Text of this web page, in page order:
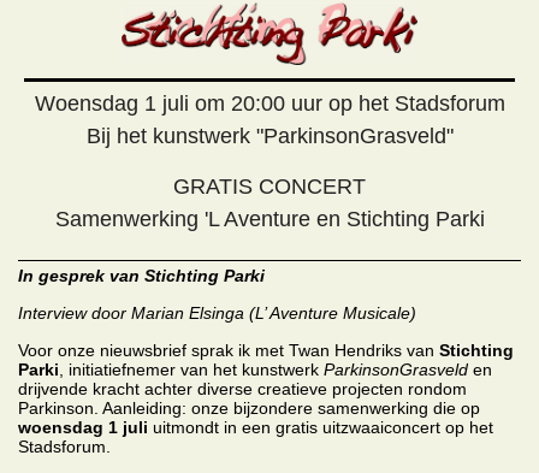
Woensdag 1 juli om 20:00 uur op het Stadsforum
Bij het kunstwerk "ParkinsonGrasveld"
GRATIS CONCERT
Samenwerking 'L Aventure en Stichting Parki
In gesprek van Stichting Parki
Interview door Marian Elsinga (L’ Aventure Musicale)
Voor onze nieuwsbrief sprak ik met Twan Hendriks van Stichting
Parki , initiatiefnemer van het kunstwerk ParkinsonGrasveld en
drijvende kracht achter diverse creatieve projecten rondom
Parkinson. Aanleiding: onze bijzondere samenwerking die op
woensdag 1 juli uitmondt in een gratis uitzwaaiconcert op het
Stadsforum.